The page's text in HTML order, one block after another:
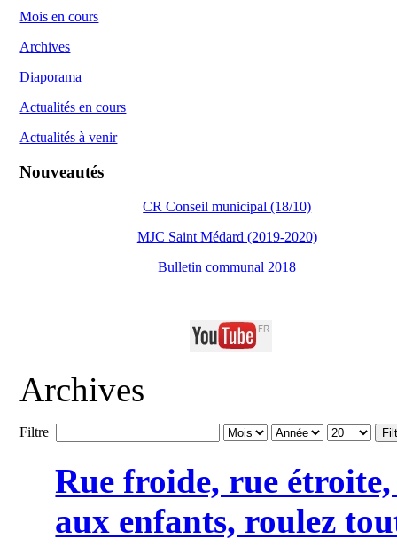
Mois en cours
Archives
Diaporama
Actualités en cours
Actualités à venir
Nouveautés
CR Conseil municipal (18/10)
MJC Saint Médard (2019-2020)
Bulletin communal 2018
Archives
Filtre
Rue froide, rue étroite,
aux enfants, roulez